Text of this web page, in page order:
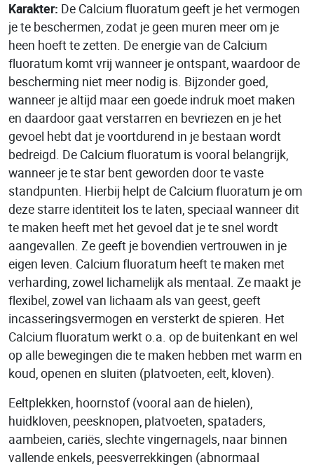
Karakter: De Calcium fluoratum geeft je het vermogen
je te beschermen, zodat je geen muren meer om je
heen hoeft te zetten. De energie van de Calcium
fluoratum komt vrij wanneer je ontspant, waardoor de
bescherming niet meer nodig is. Bijzonder goed,
wanneer je altijd maar een goede indruk moet maken
en daardoor gaat verstarren en bevriezen en je het
gevoel hebt dat je voortdurend in je bestaan wordt
bedreigd. De Calcium fluoratum is vooral belangrijk,
wanneer je te star bent geworden door te vaste
standpunten. Hierbij helpt de Calcium fluoratum je om
deze starre identiteit los te laten, speciaal wanneer dit
te maken heeft met het gevoel dat je te snel wordt
aangevallen. Ze geeft je bovendien vertrouwen in je
eigen leven. Calcium fluoratum heeft te maken met
verharding, zowel lichamelijk als mentaal. Ze maakt je
flexibel, zowel van lichaam als van geest, geeft
incasseringsvermogen en versterkt de spieren. Het
Calcium fluoratum werkt o.a. op de buitenkant en wel
op alle bewegingen die te maken hebben met warm en
koud, openen en sluiten (platvoeten, eelt, kloven).
Eeltplekken, hoornstof (vooral aan de hielen),
huidkloven, peesknopen, platvoeten, spataders,
aambeien, cariës, slechte vingernagels, naar binnen
vallende enkels, peesverrekkingen (abnormaal